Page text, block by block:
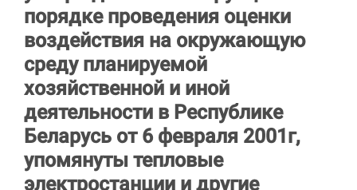
порядке проведения оценки
воздействия на окружающую
среду планируемой
хозяйственной и иной
деятельности в Республике
Беларусь от 6 февраля 2001г,
упомянуты тепловые
электростанции и другие